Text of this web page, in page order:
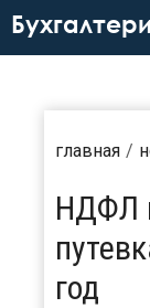
главная
НДФЛ
год